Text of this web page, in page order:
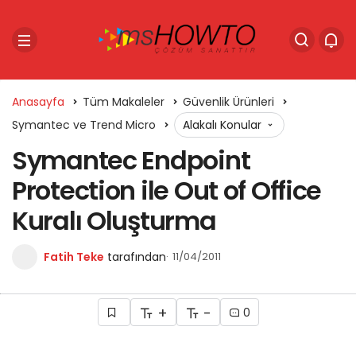
Anasayfa Tüm Makaleler
Güvenlik Ürünleri
Symantec ve Trend Micro
Alakalı Konular
Symantec Endpoint
Protection ile Out of Office
Kuralı Oluşturma
Fatih Teke tarafından 11/04/2011
+ - 0